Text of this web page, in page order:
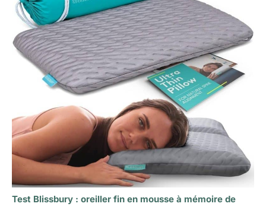
Test Blissbury : oreiller fin en mousse à mémoire de